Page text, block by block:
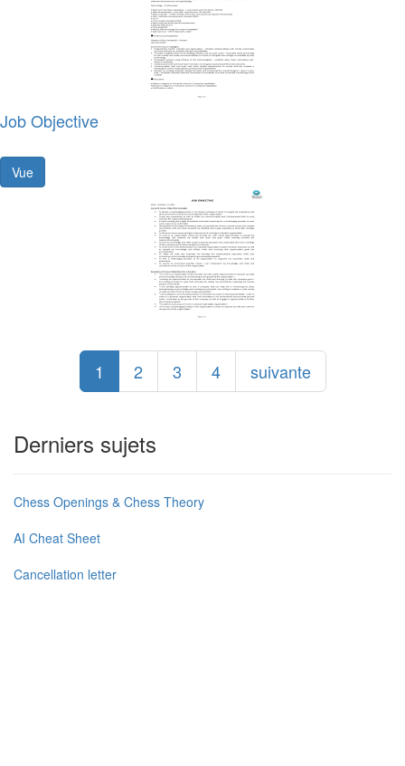
Job Objective
Vue
1 2 3 4 suivante
Derniers sujets
Chess Openings & Chess Theory
AI Cheat Sheet
Cancellation letter